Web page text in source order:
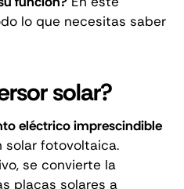
lo que necesitas saber
solar?
eléctrico imprescindible
solar fotovoltaica.
se convierte la
placas solares a